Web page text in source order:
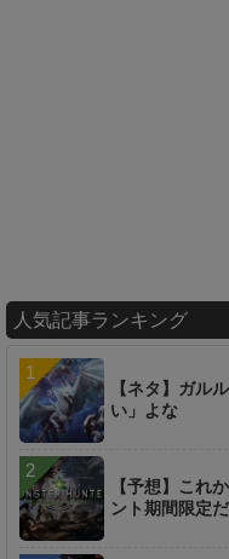
人気記事ランキング
【ネタ】ガル
い」よな
【予想】これ
ント期間限定